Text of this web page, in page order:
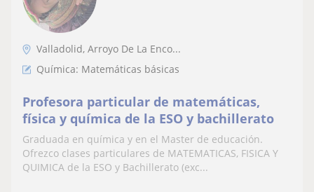
Valladolid, Arroyo De La Enco...
Química: Matemáticas básicas
Profesora particular de matemáticas,
física y química de la ESO y bachillerato
Graduada en química y en el Master de educación.
Ofrezco clases particulares de MATEMATICAS, FISICA Y
QUIMICA de la ESO y Bachillerato (exc...